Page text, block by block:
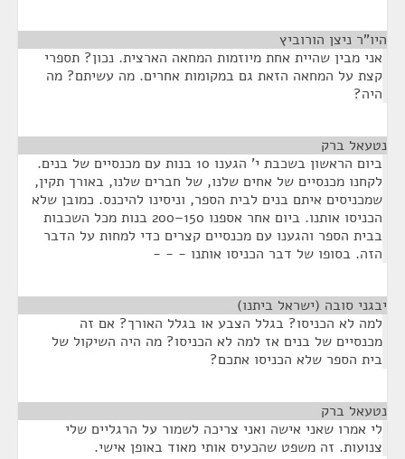
היו"ר ניצן הורוביץ
אני מבין שהיית אחת מיוזמות המחאה הארצית. נכון? תספרי
קצת על המחאה הזאת גם במקומות אחרים. מה עשיתם? מה
היה?
נטעאל ברק
ביום הראשון בשכבת י' הגענו 10 בנות עם מכנסיים של בנים.
לקחנו מכנסיים של אחים שלנו, של חברים שלנו, באורך תקין,
שמכניסים איתם בנים לבית הספר, וניסינו להיכנס. כמובן שלא
הכניסו אותנו. ביום אחר אספנו 150–200 בנות מכל השכבות
בבית הספר והגענו עם מכנסיים קצרים כדי למחות על הדבר
הזה. בסופו של דבר הכניסו אותנו - - -
יבגני סובה (ישראל ביתנו)
למה לא הכניסו? בגלל הצבע או בגלל האורך? אם זה
מכנסיים של בנים אז למה לא הכניסו? מה היה השיקול של
בית הספר שלא הכניסו אתכם?
נטעאל ברק
לי אמרו שאני אישה ואני צריכה לשמור על הרגליים שלי
צנועות. זה משפט שהכעיס אותי מאוד באופן אישי.